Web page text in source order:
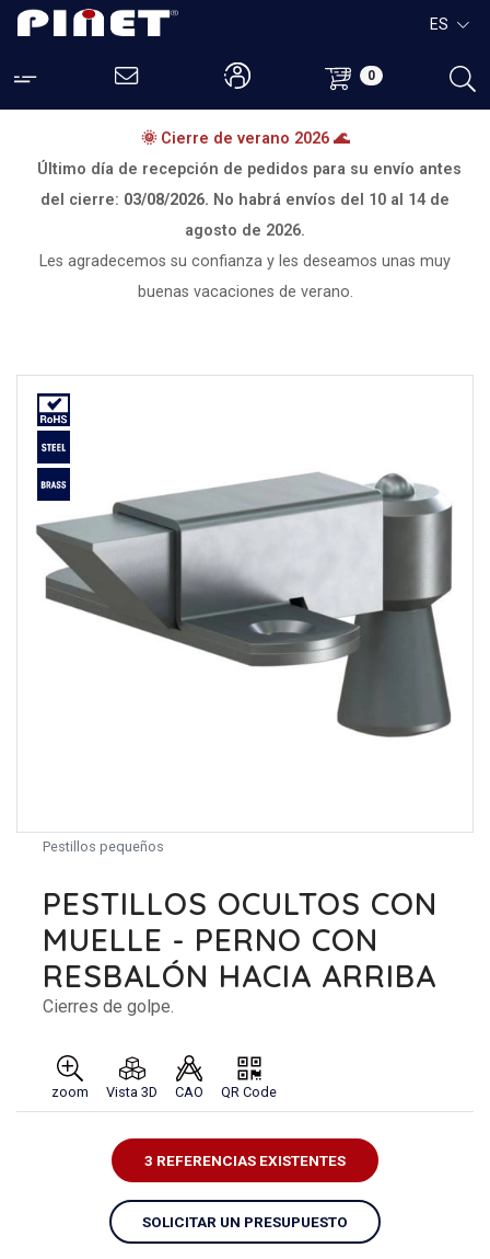
0
ES
🌞 Cierre de verano 2026 🌊
Último día de recepción de pedidos para su envío antes
del cierre: 03/08/2026. No habrá envíos del 10 al 14 de
agosto de 2026.
Les agradecemos su confianza y les deseamos unas muy
buenas vacaciones de verano.
Pestillos pequeños
PESTILLOS OCULTOS CON
MUELLE - PERNO CON
RESBALÓN HACIA ARRIBA
Cierres de golpe.
zoom Vista 3D CAO QR Code
3 REFERENCIAS EXISTENTES
SOLICITAR UN PRESUPUESTO